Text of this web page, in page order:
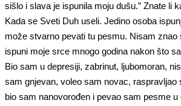
sišlo i slava je ispunila moju dušu.” Znate li
Kada se Sveti Duh useli. Jedino osoba
može stvarno pevati tu pesmu. Nisam znao
ispuni moje srce mnogo godina nakon što
Bio sam u depresiji, zabrinut, ljubomoran,
sam gnjevan, voleo sam novac, raspravljao
bio sam nanovorođen i pevao sam pesme u